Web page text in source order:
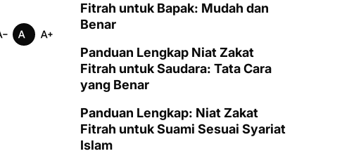
Fitrah untuk Bapak: Mudah dan
Benar
Panduan Lengkap Niat Zakat
Fitrah untuk Saudara: Tata Cara
yang Benar
Panduan Lengkap: Niat Zakat
Fitrah untuk Suami Sesuai Syariat
Islam